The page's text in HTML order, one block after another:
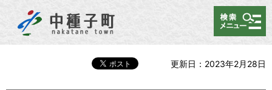
メニュー
更新日：2023年2月28日